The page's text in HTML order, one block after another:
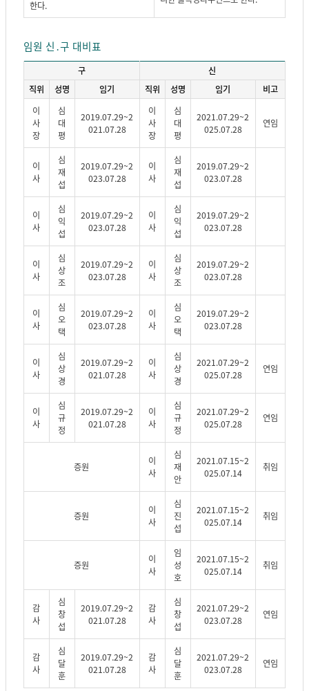
한다.
임원 신․구 대비표
구
신
직위
성명 임기 직위 성명 임기
비고
이
사
장
심
대
평
2019.07.29~2
021.07.28
이
사
장
심
대
평
2021.07.29~2
025.07.28
연임
이
사
심
재
섭
2019.07.29~2
023.07.28
이
사
심
재
섭
2019.07.29~2
023.07.28
이
사
심
익
섭
2019.07.29~2
023.07.28
이
사
심
익
섭
2019.07.29~2
023.07.28
이
사
심
상
조
2019.07.29~2
023.07.28
이
사
심
상
조
2019.07.29~2
023.07.28
이
사
심
오
택
2019.07.29~2
023.07.28
이
사
심
오
택
2019.07.29~2
023.07.28
이
사
심
상
경
2019.07.29~2
021.07.28
이
사
심
상
경
2021.07.29~2
025.07.28
연임
이
사
심
규
정
2019.07.29~2
021.07.28
이
사
심
규
정
2021.07.29~2
025.07.28
연임
증원
이
사
심
재
안
2021.07.15~2
025.07.14
취임
증원
이
사
심
진
섭
2021.07.15~2
025.07.14
취임
증원
이
사
임
성
호
2021.07.15~2
025.07.14
취임
감
사
심
창
섭
2019.07.29~2
021.07.28
감
사
심
창
섭
2021.07.29~2
023.07.28
연임
감
사
심
달
훈
2019.07.29~2
021.07.28
감
사
심
달
훈
2021.07.29~2
023.07.28
연임